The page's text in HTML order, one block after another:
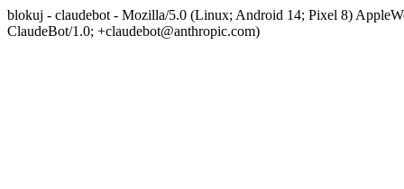
blokuj - claudebot - Mozilla/5.0 (Linux; Android 14; Pixel 8)
ClaudeBot/1.0; +claudebot@anthropic.com)